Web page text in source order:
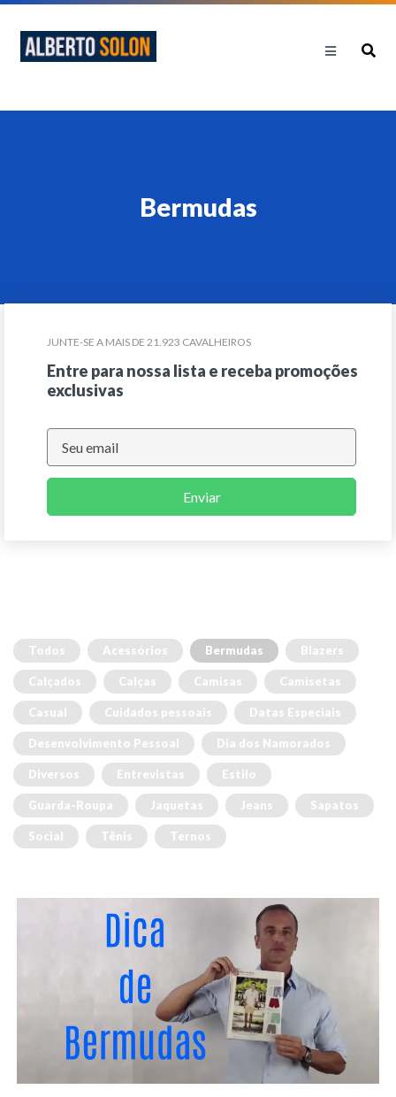
Bermudas
JUNTE-SE A MAIS DE 21.923 CAVALHEIROS
Entre para nossa lista e receba promoções
exclusivas
Enviar
Todos Acessórios Bermudas Blazers
Calçados Calças Camisas Camisetas
Casual Cuidados pessoais Datas Especiais
Desenvolvimento Pessoal Dia dos Namorados
Diversos Entrevistas Estilo
Guarda-Roupa Jaquetas Jeans Sapatos
Social Tênis Ternos